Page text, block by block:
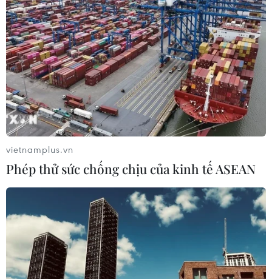
Hoãn phiên tòa xét xử phúc thẩm vụ án
buôn thuốc giả tại VN Pharma
10/02/2020 04:04
Để đảm bảo quyền lợi của các bị cáo, Hội đồng xét xử
Tòa án Nhân dân cấp cao tại Thành phố Hồ Chí Minh
đã quyết định hoãn phiên tòa phúc thẩm vụ án buôn
bán 9.300 hộp thuốc H-Capita tại VN Pharma.
vietnamplus.vn
Phép thử sức chống chịu của kinh tế ASEAN